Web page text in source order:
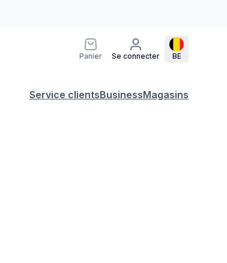
Panier Se connecter BE
Service clientsBusinessMagasins